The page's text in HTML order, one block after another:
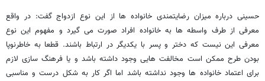
حسینی درباره میزان رضایتمندی خانواده ها از این نوع ازدواج گفت: در واقع
معرفی از طرف واسطه ها به خانواده افراد صورت می گیرد و مفهوم این نوع
معرفی این نیست که دختر و پسر با یکدیگر در ارتباط باشند. قطعا به خاطرنوپا
بودن طرح ممکن است مخالفت هایی وجود داشته باشد و یا فرهنگ سازی لازم
برای اعتماد خانواده ها وجود نداشته باشد اما اگر کار به شکل درست و مناسبی